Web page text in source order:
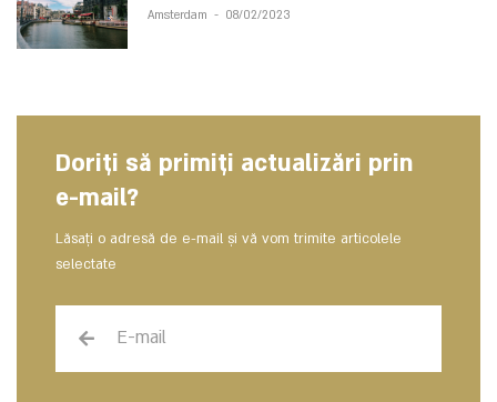
Amsterdam - 08/02/2023
Doriți să primiți actualizări prin
e-mail?
Lăsați o adresă de e-mail și vă vom trimite articolele
selectate